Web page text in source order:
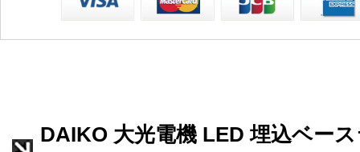
DAIKO 大光電機 LED 埋込ベー